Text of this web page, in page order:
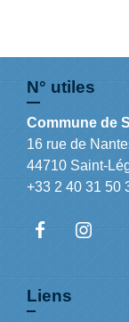
N° utiles
Commune de
16 rue de
44710 Saint-
+33 2 40 31 50
Liens